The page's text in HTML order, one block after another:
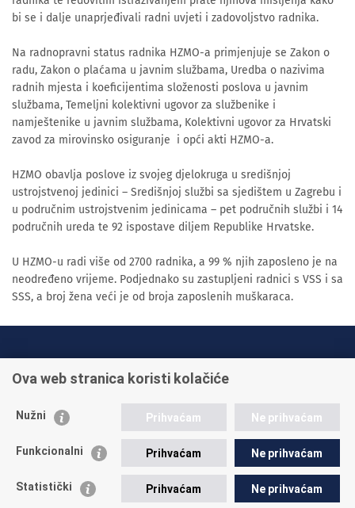
bi se i dalje unaprjeđivali radni uvjeti i zadovoljstvo radnika.
Na radnopravni status radnika HZMO-a primjenjuje se Zakon o
radu, Zakon o plaćama u javnim službama, Uredba o nazivima
radnih mjesta i koeficijentima složenosti poslova u javnim
službama, Temeljni kolektivni ugovor za službenike i
namještenike u javnim službama, Kolektivni ugovor za Hrvatski
zavod za mirovinsko osiguranje i opći akti HZMO-a.
HZMO obavlja poslove iz svojeg djelokruga u središnjoj
ustrojstvenoj jedinici – Središnjoj službi sa sjedištem u Zagrebu i
u područnim ustrojstvenim jedinicama – pet područnih službi i 14
područnih ureda te 92 ispostave diljem Republike Hrvatske.
U HZMO-u radi više od 2700 radnika, a 99 % njih zaposleno je na
neodređeno vrijeme. Podjednako su zastupljeni radnici s VSS i sa
SSS, a broj žena veći je od broja zaposlenih muškaraca.
+385 1 45 95 011
Postavite pitanje
Ova web stranica koristi kolačiće
Nužni Prihvaćam Ne prihvaćam
Funkcionalni Prihvaćam Ne prihvaćam
Statistički Prihvaćam Ne prihvaćam